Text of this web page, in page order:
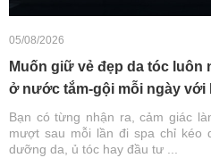
05/08/2026
Muốn giữ vẻ đẹp da tóc luôn
ở nước tắm-gội mỗi ngày với
Bạn có từng nhận ra, cảm giác
mượt sau mỗi lần đi spa chỉ kéo
dưỡng da, ủ tóc hay đầu tư ...